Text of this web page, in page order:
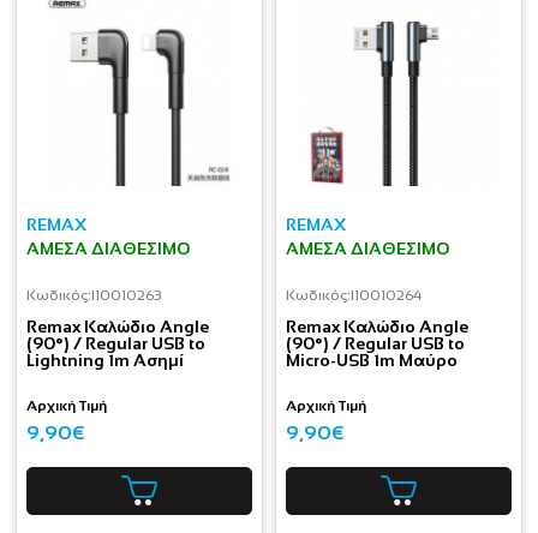
REMAX
ΆΜΕΣΑ ΔΙΑΘΈΣΙΜΟ
Κωδικός:I10010263
Remax Καλώδιο Angle
(90°) / Regular USB to
Lightning 1m Ασημί
Αρχική Τιμή
9,90€
REMAX
ΆΜΕΣΑ ΔΙΑΘΈΣΙΜΟ
Κωδικός:I10010264
Remax Καλώδιο Angle
(90°) / Regular USB to
Micro-USB 1m Μαύρο
Αρχική Τιμή
9,90€